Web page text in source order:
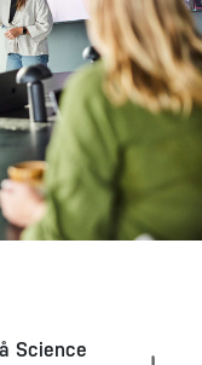
Science